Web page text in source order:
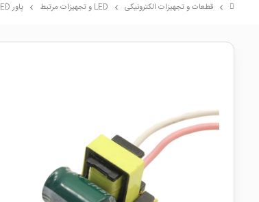
chevron_right قطعات و تجهیزات الکترونیکی chevron_right LED و تجهیزات مرتبط chevron_right پاور LED و لنز و درایور